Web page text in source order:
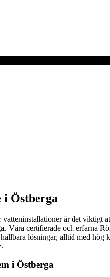
Östberga
är det viktigt
. Våra certifierade och erfarna
lösningar, alltid med hög
i Östberga